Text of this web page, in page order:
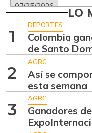
07/25/2026
Ahuyamín
07/25/2026
07/25/2026
Alas de pollo sin
07/25/2026
LO
1
DEPORTES
Colombia
de Santo
2
AGRO
Así se
esta semana
3
AGRO
Ganadores